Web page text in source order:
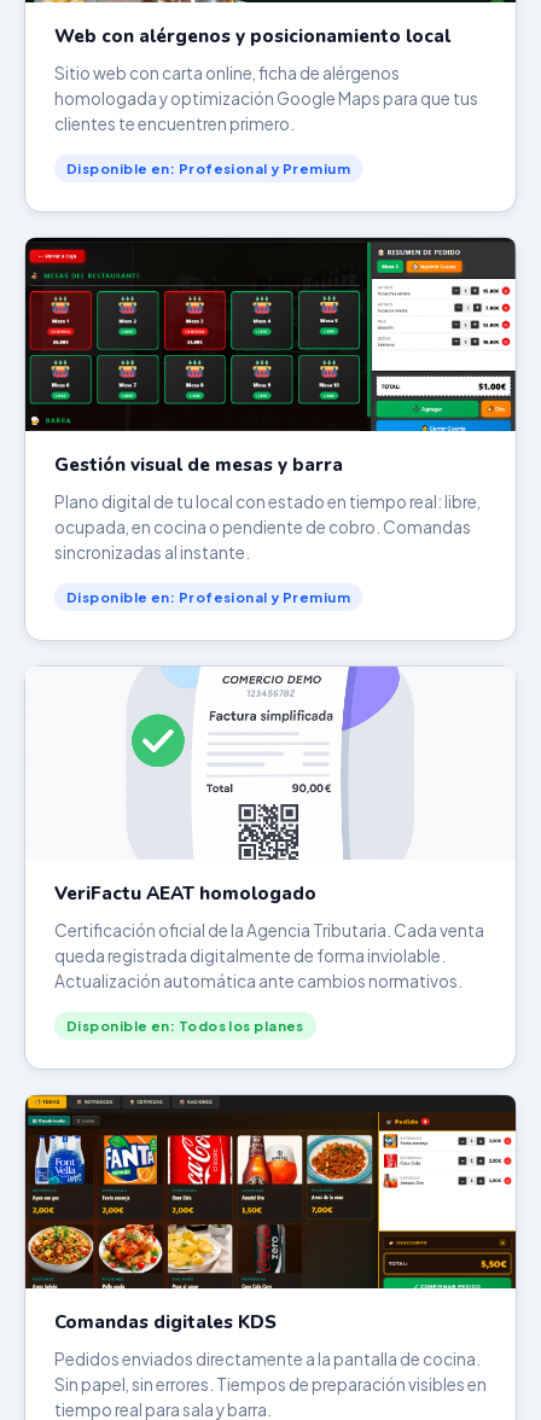
Web con alérgenos y posicionamiento local
Sitio web con carta online, ficha de alérgenos
homologada y optimización Google Maps para que tus
clientes te encuentren primero.
Disponible en: Profesional y Premium
Gestión visual de mesas y barra
Plano digital de tu local con estado en tiempo real: libre,
ocupada, en cocina o pendiente de cobro. Comandas
sincronizadas al instante.
Disponible en: Profesional y Premium
VeriFactu AEAT homologado
Certificación oficial de la Agencia Tributaria. Cada venta
queda registrada digitalmente de forma inviolable.
Actualización automática ante cambios normativos.
Disponible en: Todos los planes
Comandas digitales KDS
Pedidos enviados directamente a la pantalla de cocina.
Sin papel, sin errores. Tiempos de preparación visibles en
tiempo real para sala y barra.